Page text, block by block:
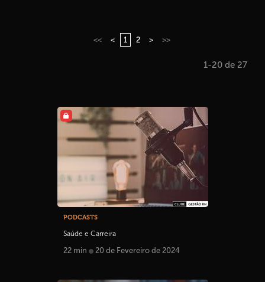
<< < 1 2 > >>
1-20 de 27
PODCASTS
Saúde e Carreira
22 min 20 de Fevereiro de 2024